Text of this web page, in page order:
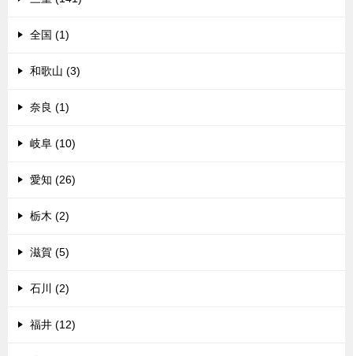
全国 (1)
和歌山 (3)
奈良 (1)
岐阜 (10)
愛知 (26)
栃木 (2)
滋賀 (5)
石川 (2)
福井 (12)